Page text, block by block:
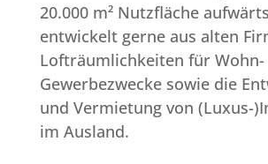
20.000 m² Nutzfläche
entwickelt gerne aus alten
Lofträumlichkeiten für Wohn-
Gewerbezwecke sowie die
und Vermietung von (Luxus-
im Ausland.